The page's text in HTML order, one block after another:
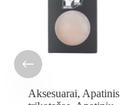
Aksesuarai, Apatinis